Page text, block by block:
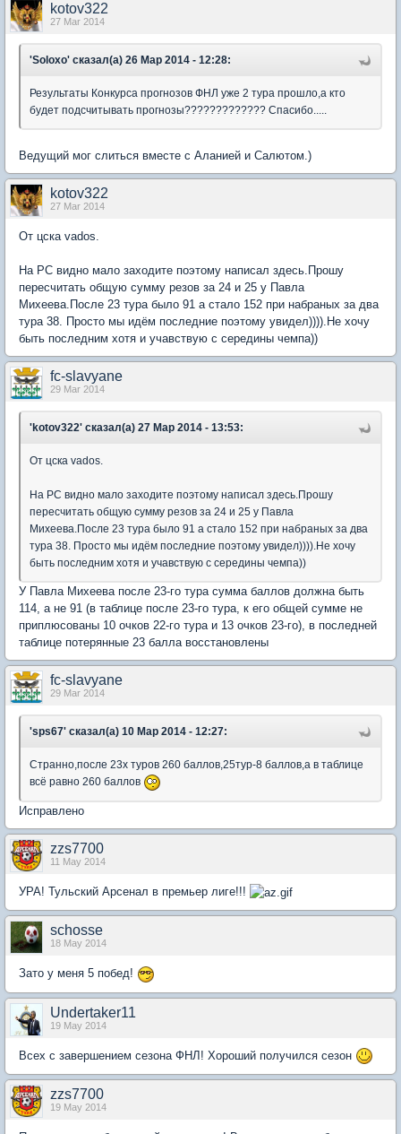
kotov322
27 Mar 2014
'Soloxo' сказал(а) 26 Мар 2014 - 12:28:
Результаты Конкурса прогнозов ФНЛ уже 2 тура прошло,а кто
будет подсчитывать прогнозы????????????? Спасибо.....
Ведущий мог слиться вместе с Аланией и Салютом.)
kotov322
27 Mar 2014
От цска vados.
На РС видно мало заходите поэтому написал здесь.Прошу
пересчитать общую сумму резов за 24 и 25 у Павла
Михеева.После 23 тура было 91 а стало 152 при набраных за два
тура 38. Просто мы идём последние поэтому увидел)))).Не хочу
быть последним хотя и учавствую с середины чемпа))
fc-slavyane
29 Mar 2014
'kotov322' сказал(а) 27 Мар 2014 - 13:53:
От цска vados.
На РС видно мало заходите поэтому написал здесь.Прошу
пересчитать общую сумму резов за 24 и 25 у Павла
Михеева.После 23 тура было 91 а стало 152 при набраных за два
тура 38. Просто мы идём последние поэтому увидел)))).Не хочу
быть последним хотя и учавствую с середины чемпа))
У Павла Михеева после 23-го тура сумма баллов должна быть
114, а не 91 (в таблице после 23-го тура, к его общей сумме не
приплюсованы 10 очков 22-го тура и 13 очков 23-го), в последней
таблице потерянные 23 балла восстановлены
fc-slavyane
29 Mar 2014
'sps67' сказал(а) 10 Мар 2014 - 12:27:
Странно,после 23х туров 260 баллов,25тур-8 баллов,а в таблице
всё равно 260 баллов
Исправлено
zzs7700
11 May 2014
УРА! Тульский Арсенал в премьер лиге!!!
schosse
18 May 2014
Зато у меня 5 побед!
Undertaker11
19 May 2014
Всех с завершением сезона ФНЛ! Хороший получился сезон
zzs7700
19 May 2014